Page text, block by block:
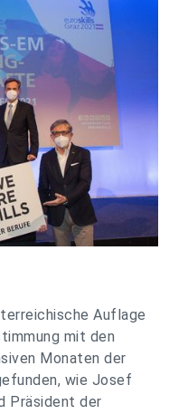
Auflage
mit den
Monaten der
wie Josef
Präsident der